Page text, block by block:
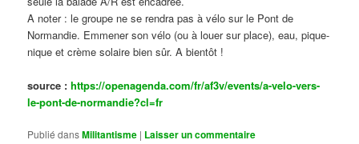
A noter : le groupe ne se rendra pas à vélo sur le Pont de
Normandie. Emmener son vélo (ou à louer sur place), eau, pique-
nique et crème solaire bien sûr. A bientôt !
source :https://openagenda.com/fr/af3v/events/a-velo-vers-
le-pont-de-normandie?cl=fr
Publié dansMilitantisme | Laisser un commentaire